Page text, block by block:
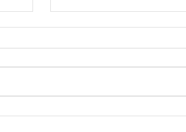
5 טיפים להתקנה מוצלחת של מחסן
מהן